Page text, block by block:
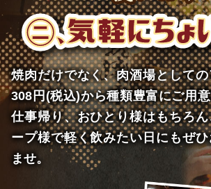
焼肉だけでなく、肉酒場として
308円(税込)から種類豊富にご用意
仕事帰り、おひとり様はもちろ
ープ様で軽く飲みたい日にもぜ
ませ。